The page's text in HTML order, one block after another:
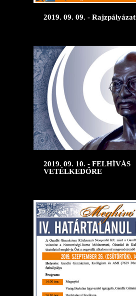
2019. 09. 09. - Rajzpályázat
2019. 09. 10. - FELHÍVÁS
VETÉLKEDŐRE